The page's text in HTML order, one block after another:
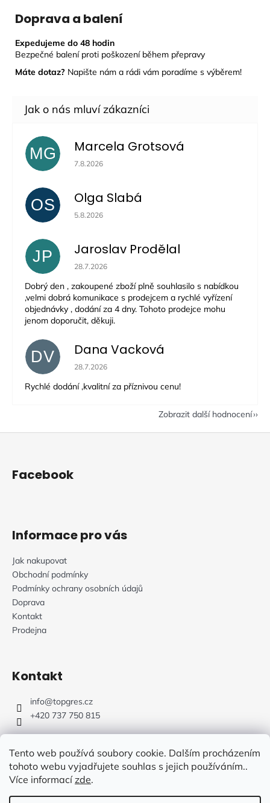
Tento web používá soubory cookie. Dalším procházením
tohoto webu vyjadřujete souhlas s jejich používáním..
Více informacízde.
Doprava a balení
Expedujeme do 48 hodin
Bezpečné balení proti poškození během přepravy
Máte dotaz? Napište nám a rádi vám poradíme s výběrem!
MG Marcela Grotsová
Hodnocení obchodu je 5 z 5 hvězdiček.
7.8.2026
OS Olga Slabá
Hodnocení obchodu je 5 z 5 hvězdiček.
5.8.2026
JP Jaroslav Prodělal
Hodnocení obchodu je 5 z 5 hvězdiček.
28.7.2026
Dobrý den , zakoupené zboží plně souhlasilo s nabídkou
,velmi dobrá komunikace s prodejcem a rychlé vyřízení
objednávky , dodání za 4 dny. Tohoto prodejce mohu
jenom doporučit, děkuji.
DV Dana Vacková
Hodnocení obchodu je 5 z 5 hvězdiček.
28.7.2026
Rychlé dodání ,kvalitní za příznivou cenu!
Zobrazit další hodnocení
Z
Facebook
Informace pro vás
Jak nakupovat
Obchodní podmínky
Podmínky ochrany osobních údajů
Doprava
Kontakt
Prodejna
Kontakt
info@topgres.cz
+420 737 750 815